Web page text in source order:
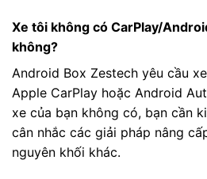
Xe tôi không có CarPlay/
không?
Android Box Zestech yêu cầu
Apple CarPlay hoặc Android
xe của bạn không có, bạn cần
cân nhắc các giải pháp nâng
nguyên khối khác.